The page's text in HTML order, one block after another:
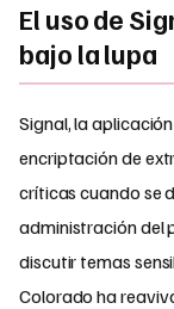
El uso de
bajo la lupa
Signal, la
encriptación de
críticas cuando se
administración del
discutir temas
Colorado ha